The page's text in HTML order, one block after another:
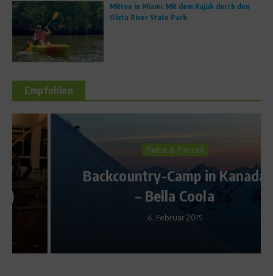
Mitten in Miami: Mit dem Kajak durch den
Oleta River State Park
Empfohlen
Reise & Freizeit
Backcountry-Camp in Kanada
– Bella Coola
6. Februar 2015